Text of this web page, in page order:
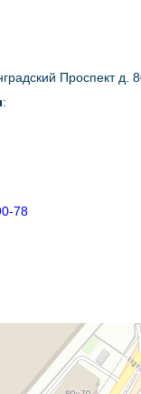
подвески: шаровые,
на наличие
диагностика
кодов ошибок.
но для
карту
в тормозную
— это типично
таблица
Проспект д.
:
78